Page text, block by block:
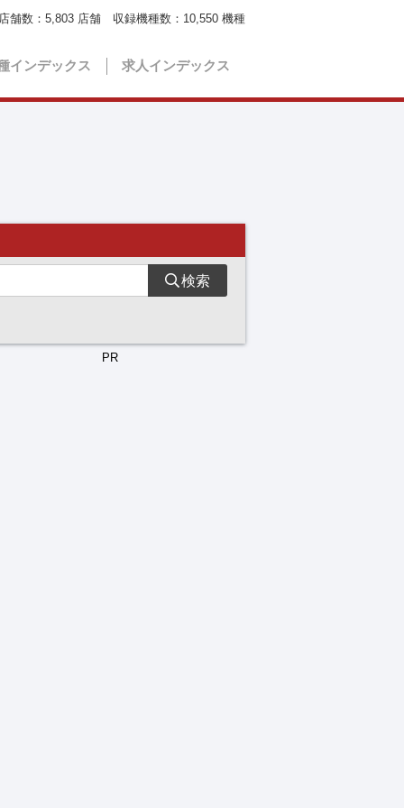
インデックス 求人インデックス
舗数： 5,803 店舗 収録機種数： 10,550 機種
検索
PR